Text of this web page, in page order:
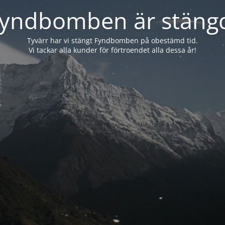
är
Tyvärr har vi stängt Fyndbomben på obestämd tid.
Vi tackar alla kunder för förtroendet alla dessa år!